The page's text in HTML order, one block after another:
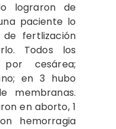
lograron de
paciente lo
fertlización
Todos los
cesárea;
en 3 hubo
membranas.
en aborto, 1
hemorragia